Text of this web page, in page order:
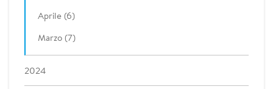
Aprile (6)
Marzo (7)
2024